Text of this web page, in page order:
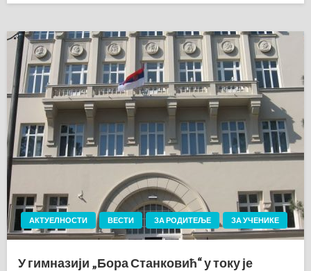
АКТУЕЛНОСТИ ВЕСТИ ЗА РОДИТЕЉЕ ЗА УЧЕНИКЕ
У гимназији „Бора Станковић“ у току је